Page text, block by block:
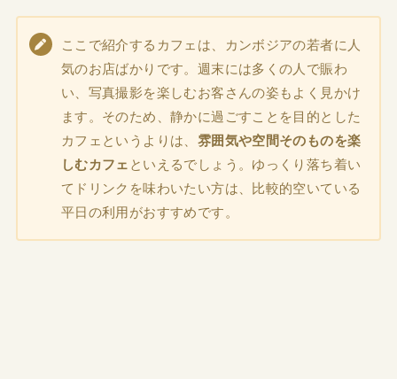
ここで紹介するカフェは、カンボジアの若者に人
気のお店ばかりです。週末には多くの人で賑わ
い、写真撮影を楽しむお客さんの姿もよく見かけ
ます。そのため、静かに過ごすことを目的とした
カフェというよりは、 雰囲気や空間そのものを楽
しむカフェ といえるでしょう。ゆっくり落ち着い
てドリンクを味わいたい方は、比較的空いている
平日の利用がおすすめです。